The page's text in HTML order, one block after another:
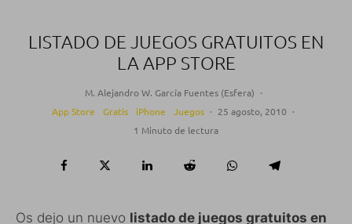
LISTADO DE JUEGOS GRATUITOS EN
LA APP STORE
M. Alejandro W. García Fuentes (Esfera) ·
App Store
Gratis iPhone Juegos · 25 agosto, 2010 ·
1 Minuto de lectura
Os dejo un nuevo listado de juegos gratuitos en